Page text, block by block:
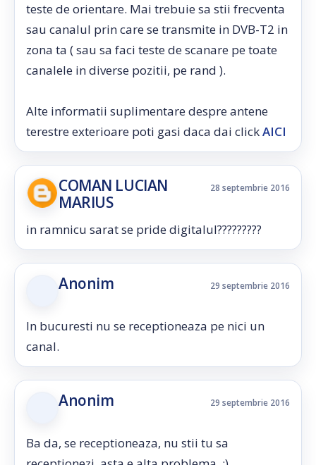
teste de orientare. Mai trebuie sa stii frecventa
sau canalul prin care se transmite in DVB-T2 in
zona ta ( sau sa faci teste de scanare pe toate
canalele in diverse pozitii, pe rand ).
Alte informatii suplimentare despre antene
terestre exterioare poti gasi daca dai clickAICI
COMAN LUCIAN
MARIUS
28 septembrie 2016
in ramnicu sarat se pride digitalul?????????
Anonim 29 septembrie 2016
In bucuresti nu se receptioneaza pe nici un
canal.
Anonim 29 septembrie 2016
Ba da, se receptioneaza, nu stii tu sa